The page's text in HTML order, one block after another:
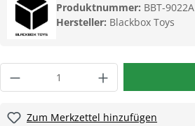
Produktnummer: BBT-9022A
Hersteller: Blackbox Toys
Zum Merkzettel hinzufügen